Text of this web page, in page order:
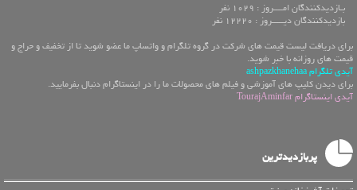
بـازدیدکنندگان امــــروز : 1029 نفر
بازدیدکنندگان دیـــــروز : 12220 نفر
برای دریافت لیست قیمت های شرکت در گروه تلگرام و واتساپ ما عضو شوید تا از تخفیف و حراج و
قیمت های روزانه با خبر شوید.
آیدی تلگرام ashpazkhanehaa
برای دیدن کلیپ های آموزشی و فیلم های محصولات ما را در اینستاگرام دنبال بفرمایید.
آیدی اینستاگرام TourajAminfar
پربازدیدترین